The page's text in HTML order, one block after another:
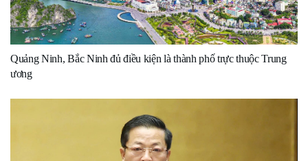
Quảng Ninh, Bắc Ninh đủ điều kiện là thành phố trực thuộc Trung
ương